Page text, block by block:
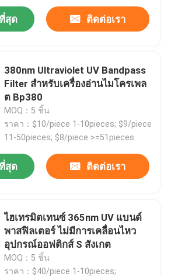
สุด ติดต่อเรา
380nm Ultraviolet UV Bandpass
Filter สําหรับเครื่องอ่านไมโครเพล
ต Bp380
MOQ：5 ชิ้น
ราคา：$10/piece 1-10pieces; $9/piece
11-50pieces; $8/piece >=51pieces
สุด ติดต่อเรา
ไฮเทรมิตเทนซ์ 365nm UV แบนด์
พาสฟิลเตอร์ ไม่มีการเคลื่อนไหว
อุปกรณ์ออฟติกส์ S สังเกต
MOQ：5 ชิ้น
ราคา：$40/piece 1-10pieces;